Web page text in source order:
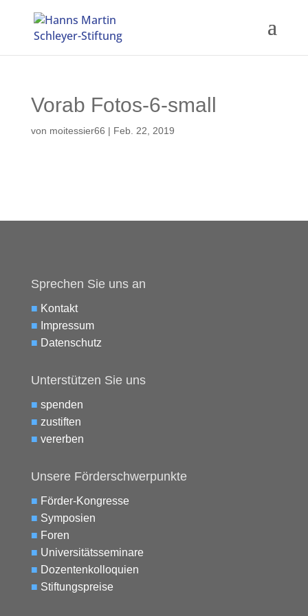
Vorab Fotos-6-small
von moitessier66 | Feb. 22, 2019
Sprechen Sie uns an
■ Kontakt
■ Impressum
■ Datenschutz
Unterstützen Sie uns
■ spenden
■ zustiften
■ vererben
Unsere Förderschwerpunkte
■ Förder-Kongresse
■ Symposien
■ Foren
■ Universitätsseminare
■ Dozentenkolloquien
■ Stiftungspreise